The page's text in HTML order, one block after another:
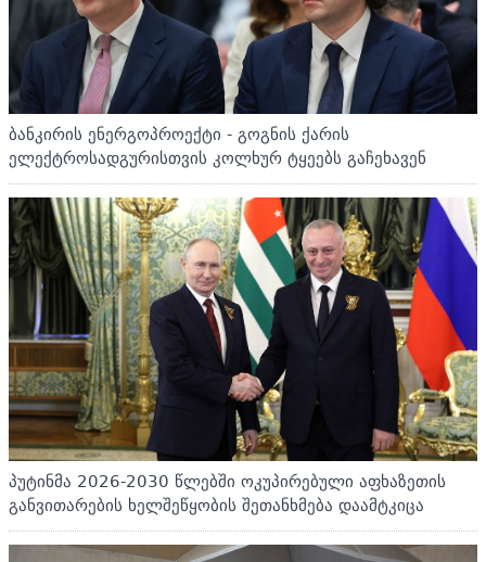
ბანკირის ენერგოპროექტი - გოგნის ქარის
ელექტროსადგურისთვის კოლხურ ტყეებს გაჩეხავენ
პუტინმა 2026-2030 წლებში ოკუპირებული აფხაზეთის
განვითარების ხელშეწყობის შეთანხმება დაამტკიცა